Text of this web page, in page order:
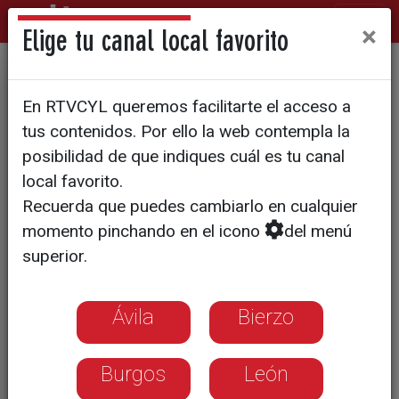
40.000 visitantes en la
Exposición Sorolla
Elige tu canal local favorito ×
En RTVCYL queremos facilitarte el acceso a
tus contenidos. Por ello la web contempla la
posibilidad de que indiques cuál es tu canal
local favorito.
Recuerda que puedes cambiarlo en cualquier
momento pinchando en el icono
del menú
superior.
Ávila Bierzo
Burgos León